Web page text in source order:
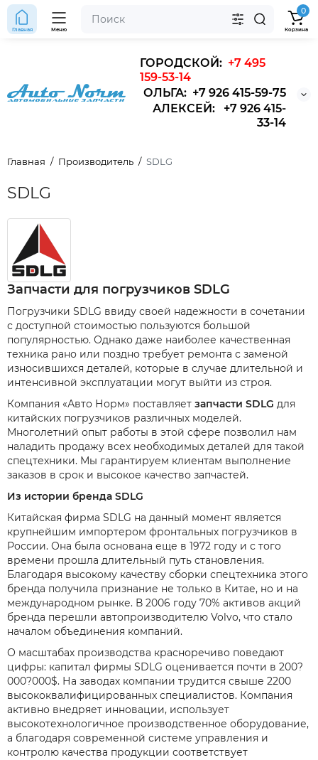
ГОРОДСКОЙ: +7 495
159-53-14
ОЛЬГА: +7 926 415-59-75
АЛЕКСЕЙ: +7 926 415-
33-14
Главная Меню
0
Корзина
Главная Производитель SDLG
SDLG
Запчасти для погрузчиков SDLG
Погрузчики SDLG ввиду своей надежности в сочетании
с доступной стоимостью пользуются большой
популярностью. Однако даже наиболее качественная
техника рано или поздно требует ремонта с заменой
износившихся деталей, которые в случае длительной и
интенсивной эксплуатации могут выйти из строя.
Компания «Авто Норм» поставляет запчасти SDLG для
китайских погрузчиков различных моделей.
Многолетний опыт работы в этой сфере позволил нам
наладить продажу всех необходимых деталей для такой
спецтехники. Мы гарантируем клиентам выполнение
заказов в срок и высокое качество запчастей.
Из истории бренда SDLG
Китайская фирма SDLG на данный момент является
крупнейшим импортером фронтальных погрузчиков в
России. Она была основана еще в 1972 году и с того
времени прошла длительный путь становления.
Благодаря высокому качеству сборки спецтехника этого
бренда получила признание не только в Китае, но и на
международном рынке. В 2006 году 70% активов акций
бренда перешли автопроизводителю Volvo, что стало
началом объединения компаний.
О масштабах производства красноречиво поведают
цифры: капитал фирмы SDLG оценивается почти в 200?
000?000$. На заводах компании трудится свыше 2200
высококвалифицированных специалистов. Компания
активно внедряет инновации, использует
высокотехнологичное производственное оборудование,
а благодаря современной системе управления и
контролю качества продукции соответствует